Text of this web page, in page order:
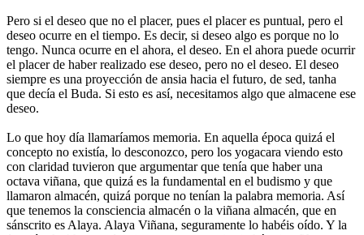
Pero si el deseo que no el placer, pues el placer es puntual, pero el
deseo ocurre en el tiempo. Es decir, si deseo algo es porque no lo
tengo. Nunca ocurre en el ahora, el deseo. En el ahora puede ocurrir
el placer de haber realizado ese deseo, pero no el deseo. El deseo
siempre es una proyección de ansia hacia el futuro, de sed, tanha
que decía el Buda. Si esto es así, necesitamos algo que almacene ese
deseo.
Lo que hoy día llamaríamos memoria. En aquella época quizá el
concepto no existía, lo desconozco, pero los yogacara viendo esto
con claridad tuvieron que argumentar que tenía que haber una
octava viñana, que quizá es la fundamental en el budismo y que
llamaron almacén, quizá porque no tenían la palabra memoria. Así
que tenemos la consciencia almacén o la viñana almacén, que en
sánscrito es Alaya. Alaya Viñana, seguramente lo habéis oído. Y la